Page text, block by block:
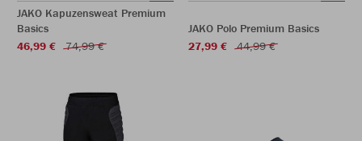
JAKO Kapuzensweat Premium
Basics
46,99 €
74,99 €
JAKO Polo Premium Basics
27,99 €
44,99 €